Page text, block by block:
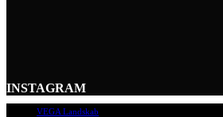
INSTAGRAM
VEGA Landskab